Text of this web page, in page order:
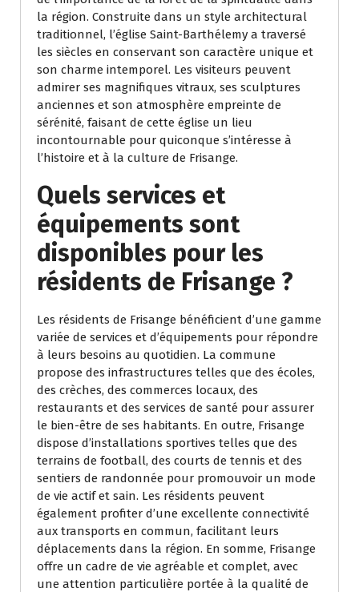
la région. Construite dans un style architectural
traditionnel, l’église Saint-Barthélemy a traversé
les siècles en conservant son caractère unique et
son charme intemporel. Les visiteurs peuvent
admirer ses magnifiques vitraux, ses sculptures
anciennes et son atmosphère empreinte de
sérénité, faisant de cette église un lieu
incontournable pour quiconque s’intéresse à
l’histoire et à la culture de Frisange.
Quels services et
équipements sont
disponibles pour les
résidents de Frisange ?
Les résidents de Frisange bénéficient d’une gamme
variée de services et d’équipements pour répondre
à leurs besoins au quotidien. La commune
propose des infrastructures telles que des écoles,
des crèches, des commerces locaux, des
restaurants et des services de santé pour assurer
le bien-être de ses habitants. En outre, Frisange
dispose d’installations sportives telles que des
terrains de football, des courts de tennis et des
sentiers de randonnée pour promouvoir un mode
de vie actif et sain. Les résidents peuvent
également profiter d’une excellente connectivité
aux transports en commun, facilitant leurs
déplacements dans la région. En somme, Frisange
offre un cadre de vie agréable et complet, avec
une attention particulière portée à la qualité de